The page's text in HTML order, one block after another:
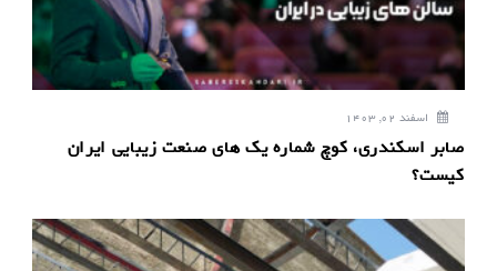
اسفند 02, 1403
صابر اسکندری، کوچ شماره یک های صنعت زیبایی ایران
کیست؟